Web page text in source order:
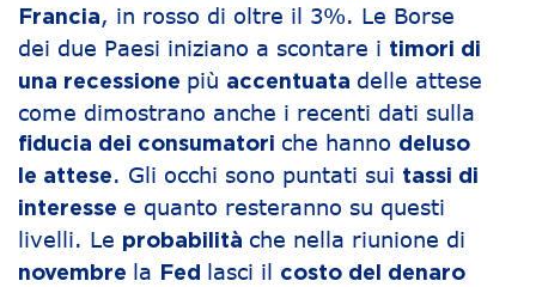
Francia, in rosso di oltre il 3%. Le Borse
dei due Paesi iniziano a scontare i timori di
una recessione più accentuata delle attese
come dimostrano anche i recenti dati sulla
fiducia dei consumatori che hanno deluso
le attese. Gli occhi sono puntati sui tassi di
interesse e quanto resteranno su questi
livelli. Le probabilità che nella riunione di
novembre la Fed lasci il costo del denaro